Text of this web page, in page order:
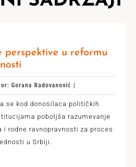
perspektive u reformu
Gorana Radovanović |
se kod donosilaca političkih
poboljšа rаzumevаnje
i rodne ravnopravnosti za proces
u Srbiji.